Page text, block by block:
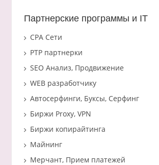
Партнерские программы и IT
CPA Сети
PTP партнерки
SEO Анализ, Продвижение
WEB разработчику
Автосерфинги, Буксы, Серфинг
Биржи Proxy, VPN
Биржи копирайтинга
Майнинг
Мерчант, Прием платежей